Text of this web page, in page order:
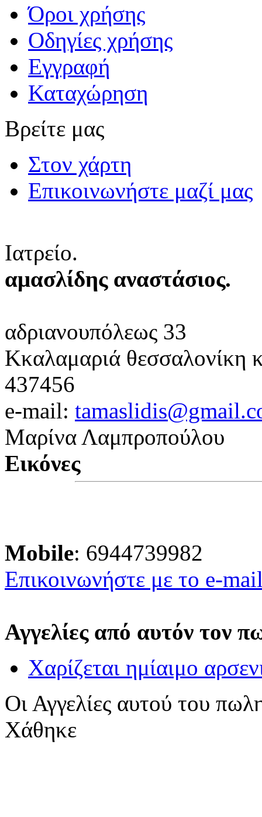
Όροι χρήσης
Οδηγίες χρήσης
Εγγραφή
Καταχώρηση
Βρείτε μας
Στον χάρτη
Επικοινωνήστε μαζί μας
Ιατρείο.
αμασλίδης αναστάσιος.
αδριανουπόλεως 33
Κκαλαμαριά θεσσαλονίκη
437456
e-mail:
Μαρίνα Λαμπροπούλου
Εικόνες
Mobile: 6944739982
Επικοινωνήστε με το e-
Αγγελίες από αυτόν τον
Χαρίζεται ημίαιμο
Οι Αγγελίες αυτού του
Χάθηκε